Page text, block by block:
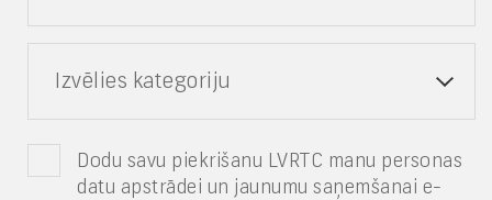
Izvēlies kategoriju
Dodu savu piekrišanu LVRTC manu personas
datu apstrādei un jaunumu saņemšanai e-